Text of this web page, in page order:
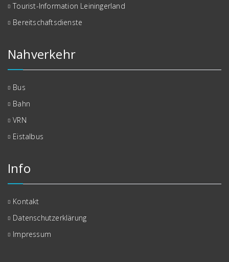
Tourist-Information Leiningerland
Bereitschaftsdienste
Nahverkehr
Bus
Bahn
VRN
Eistalbus
Info
Kontakt
Datenschutzerklärung
Impressum